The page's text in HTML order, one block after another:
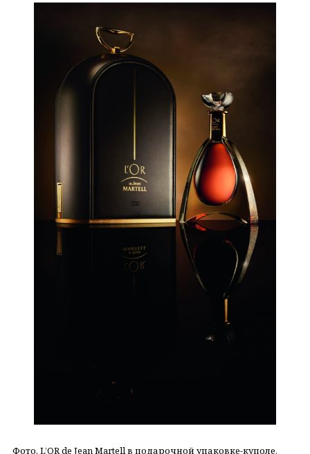
Фото. L’OR de Jean Martell в подарочной упаковке-куполе,